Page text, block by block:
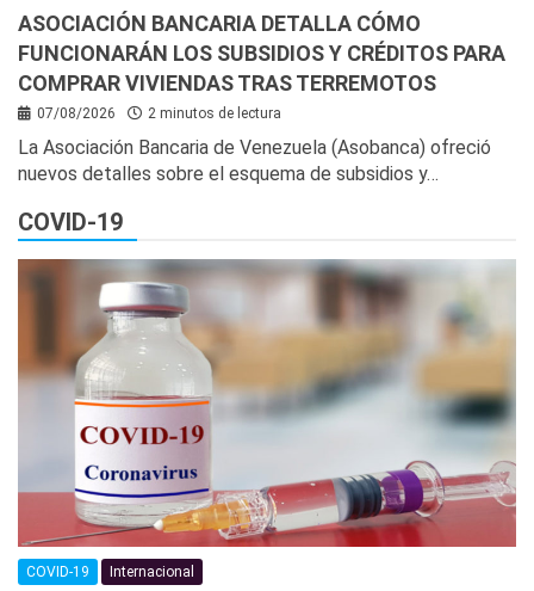
ASOCIACIÓN BANCARIA DETALLA CÓMO
FUNCIONARÁN LOS SUBSIDIOS Y CRÉDITOS PARA
COMPRAR VIVIENDAS TRAS TERREMOTOS
07/08/2026 2 minutos de lectura
La Asociación Bancaria de Venezuela (Asobanca) ofreció
nuevos detalles sobre el esquema de subsidios y…
COVID-19
COVID-19 Internacional